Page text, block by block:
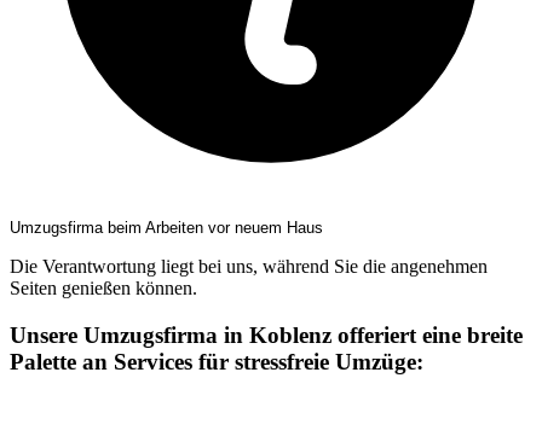
Umzugsfirma beim Arbeiten vor neuem Haus
Die Verantwortung liegt bei uns, während Sie die angenehmen
Seiten genießen können.
Unsere Umzugsfirma in Koblenz offeriert eine breite
Palette an Services für stressfreie Umzüge: